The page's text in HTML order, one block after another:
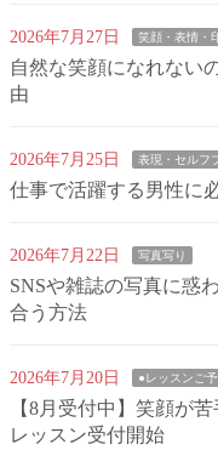
2026年7月27日 笑顔・表情・
自然な笑顔になれない
由
2026年7月25日 表現・セルフ
仕事で活躍する男性に
2026年7月22日 写真写り
SNSや雑誌の写真に惑
合う方法
2026年7月20日 ●レッスンご
【8月受付中】笑顔が
レッスン受付開始